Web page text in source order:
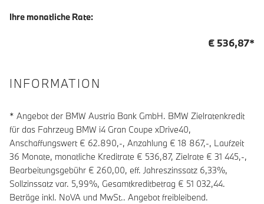
Ihre monatliche Rate:
€ 536,87*
INFORMATION
* Angebot der BMW Austria Bank GmbH. BMW Zielratenkredit
für das Fahrzeug BMW i4 Gran Coupe xDrive40,
Anschaffungswert € 62.890,-, Anzahlung € 18 867,-, Laufzeit
36 Monate, monatliche Kreditrate € 536,87, Zielrate € 31 445,-,
Bearbeitungsgebühr € 260,00, eff. Jahreszinssatz 6,33%,
Sollzinssatz var. 5,99%, Gesamtkreditbetrag € 51 032,44.
Beträge inkl. NoVA und MwSt.. Angebot freibleibend.